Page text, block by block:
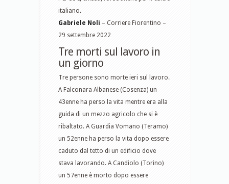
italiano.
Gabriele Noli – Corriere Fiorentino –
29 settembre 2022
Tre morti sul lavoro in
un giorno
Tre persone sono morte ieri sul lavoro.
A Falconara Albanese (Cosenza) un
43enne ha perso la vita mentre era alla
guida di un mezzo agricolo che si è
ribaltato. A Guardia Vomano (Teramo)
un 52enne ha perso la vita dopo essere
caduto dal tetto di un edificio dove
stava lavorando. A Candiolo (Torino)
un 57enne è morto dopo essere